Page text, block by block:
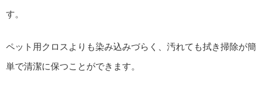
す。
ペット用クロスよりも染み込みづらく、汚れても拭き掃除が簡
単で清潔に保つことができます。